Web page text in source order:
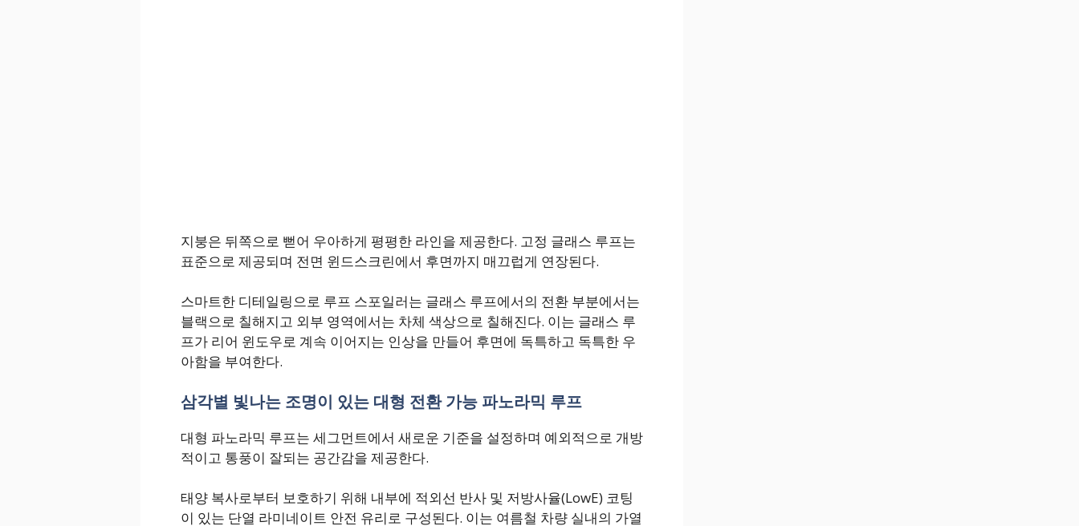
지붕은 뒤쪽으로 뻗어 우아하게 평평한 라인을 제공한다. 고정 글래스 루프는
표준으로 제공되며 전면 윈드스크린에서 후면까지 매끄럽게 연장된다.
스마트한 디테일링으로 루프 스포일러는 글래스 루프에서의 전환 부분에서는
블랙으로 칠해지고 외부 영역에서는 차체 색상으로 칠해진다. 이는 글래스 루
프가 리어 윈도우로 계속 이어지는 인상을 만들어 후면에 독특하고 독특한 우
아함을 부여한다.
삼각별 빛나는 조명이 있는 대형 전환 가능 파노라믹 루프
대형 파노라믹 루프는 세그먼트에서 새로운 기준을 설정하며 예외적으로 개방
적이고 통풍이 잘되는 공간감을 제공한다.
태양 복사로부터 보호하기 위해 내부에 적외선 반사 및 저방사율(LowE) 코팅
이 있는 단열 라미네이트 안전 유리로 구성된다. 이는 여름철 차량 실내의 가열